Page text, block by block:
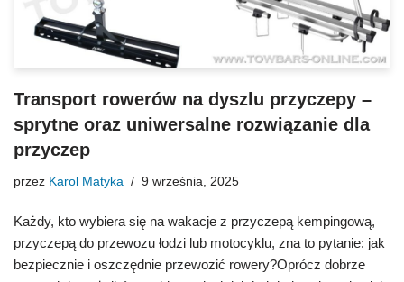
Transport rowerów na dyszlu przyczepy –
sprytne oraz uniwersalne rozwiązanie dla
przyczep
przez Karol Matyka 9 września, 2025
Każdy, kto wybiera się na wakacje z przyczepą kempingową,
przyczepą do przewozu łodzi lub motocyklu, zna to pytanie: jak
bezpiecznie i oszczędnie przewozić rowery?Oprócz dobrze